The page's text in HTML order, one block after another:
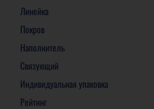
Линейка
Покров
Наполнитель
Связующий
Индивидуальная упаковка
Рейтинг